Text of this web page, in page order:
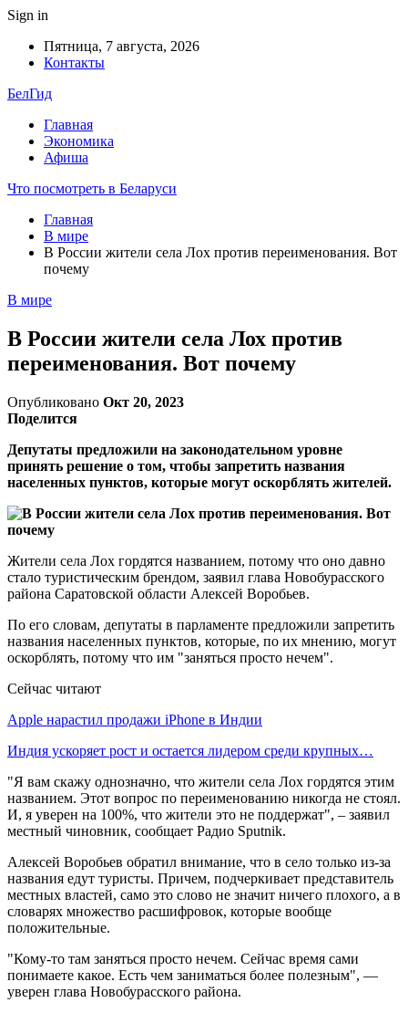
Sign in
Пятница, 7 августа, 2026
Контакты
БелГид
Главная
Экономика
Афиша
Что посмотреть в Беларуси
Главная
В мире
В России жители села Лох против переименования. Вот
почему
В мире
В России жители села Лох против
переименования. Вот почему
Опубликовано Окт 20, 2023
Поделится
Депутаты предложили на законодательном уровне
принять решение о том, чтобы запретить названия
населенных пунктов, которые могут оскорблять жителей.
Жители села Лох гордятся названием, потому что оно давно
стало туристическим брендом, заявил глава Новобурасского
района Саратовской области Алексей Воробьев.
По его словам, депутаты в парламенте предложили запретить
названия населенных пунктов, которые, по их мнению, могут
оскорблять, потому что им "заняться просто нечем".
Сейчас читают
Apple нарастил продажи iPhone в Индии
Индия ускоряет рост и остается лидером среди крупных…
"Я вам скажу однозначно, что жители села Лох гордятся этим
названием. Этот вопрос по переименованию никогда не стоял.
И, я уверен на 100%, что жители это не поддержат", – заявил
местный чиновник, сообщает Радио Sputnik.
Алексей Воробьев обратил внимание, что в село только из-за
названия едут туристы. Причем, подчеркивает представитель
местных властей, само это слово не значит ничего плохого, а в
словарях множество расшифровок, которые вообще
положительные.
"Кому-то там заняться просто нечем. Сейчас время сами
понимаете какое. Есть чем заниматься более полезным", —
уверен глава Новобурасского района.